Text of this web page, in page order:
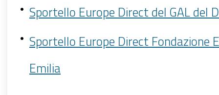
Sportello Europe Direct del GAL del
Sportello Europe Direct Fondazione
Emilia